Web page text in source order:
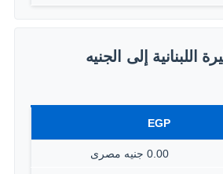
اللبنانية إلى الجنيه
EGP
0.00 جنيه مصرى